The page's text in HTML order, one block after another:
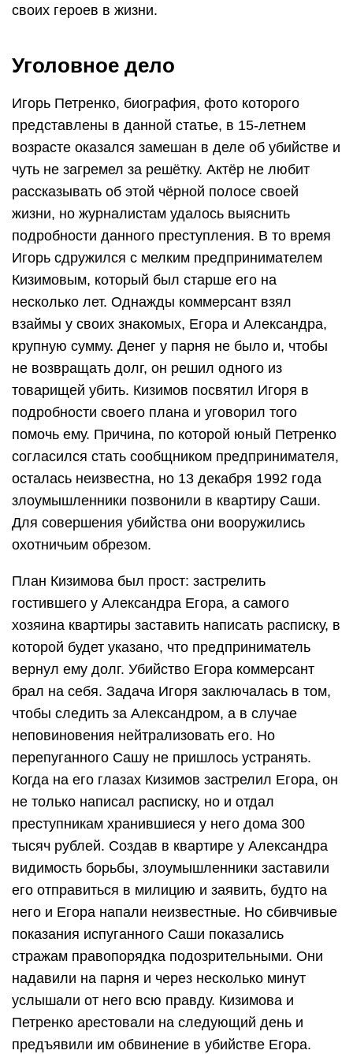
своих героев в жизни.
Уголовное дело
Игорь Петренко, биография, фото которого
представлены в данной статье, в 15-летнем
возрасте оказался замешан в деле об убийстве и
чуть не загремел за решётку. Актёр не любит
рассказывать об этой чёрной полосе своей
жизни, но журналистам удалось выяснить
подробности данного преступления. В то время
Игорь сдружился с мелким предпринимателем
Кизимовым, который был старше его на
несколько лет. Однажды коммерсант взял
взаймы у своих знакомых, Егора и Александра,
крупную сумму. Денег у парня не было и, чтобы
не возвращать долг, он решил одного из
товарищей убить. Кизимов посвятил Игоря в
подробности своего плана и уговорил того
помочь ему. Причина, по которой юный Петренко
согласился стать сообщником предпринимателя,
осталась неизвестна, но 13 декабря 1992 года
злоумышленники позвонили в квартиру Саши.
Для совершения убийства они вооружились
охотничьим обрезом.
План Кизимова был прост: застрелить
гостившего у Александра Егора, а самого
хозяина квартиры заставить написать расписку, в
которой будет указано, что предприниматель
вернул ему долг. Убийство Егора коммерсант
брал на себя. Задача Игоря заключалась в том,
чтобы следить за Александром, а в случае
неповиновения нейтрализовать его. Но
перепуганного Сашу не пришлось устранять.
Когда на его глазах Кизимов застрелил Егора, он
не только написал расписку, но и отдал
преступникам хранившиеся у него дома 300
тысяч рублей. Создав в квартире у Александра
видимость борьбы, злоумышленники заставили
его отправиться в милицию и заявить, будто на
него и Егора напали неизвестные. Но сбивчивые
показания испуганного Саши показались
стражам правопорядка подозрительными. Они
надавили на парня и через несколько минут
услышали от него всю правду. Кизимова и
Петренко арестовали на следующий день и
предъявили им обвинение в убийстве Егора.